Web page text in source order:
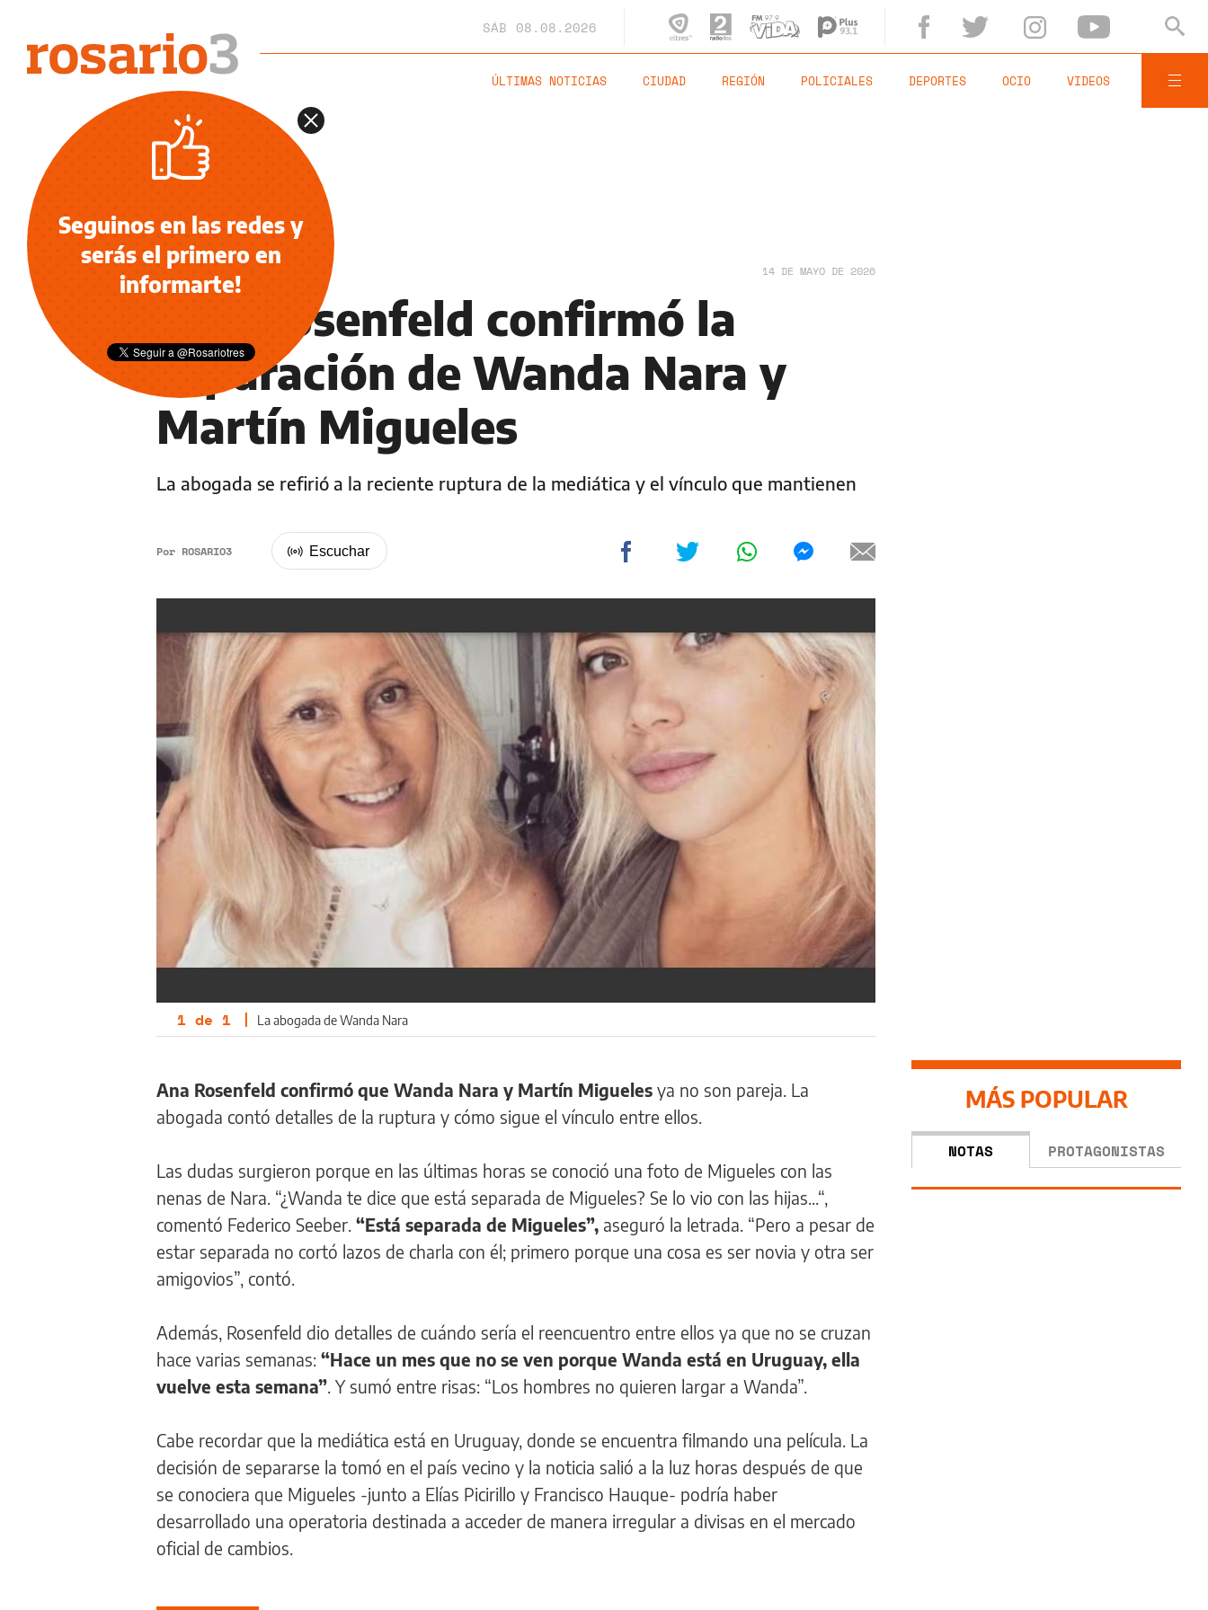
SÁB 08.08.2026
ÚLTIMAS NOTICIAS CIUDAD REGIÓN POLICIALES DEPORTES OCIO VIDEOS
OCIO 14 DE MAYO DE 2026
Ana Rosenfeld confirmó la
separación de Wanda Nara y
Martín Migueles
La abogada se refirió a la reciente ruptura de la mediática y el vínculo que mantienen
Por ROSARIO3
1 de 1 | La abogada de Wanda Nara
Ana Rosenfeld confirmó que Wanda Nara y Martín Migueles ya no son pareja. La
abogada contó detalles de la ruptura y cómo sigue el vínculo entre ellos.
Las dudas surgieron porque en las últimas horas se conoció una foto de Migueles con las
nenas de Nara. “¿Wanda te dice que está separada de Migueles? Se lo vio con las hijas...“,
comentó Federico Seeber. “Está separada de Migueles”, aseguró la letrada. “Pero a pesar de
estar separada no cortó lazos de charla con él; primero porque una cosa es ser novia y otra ser
amigovios”, contó.
Además, Rosenfeld dio detalles de cuándo sería el reencuentro entre ellos ya que no se cruzan
hace varias semanas: “Hace un mes que no se ven porque Wanda está en Uruguay, ella
vuelve esta semana”. Y sumó entre risas: “Los hombres no quieren largar a Wanda”.
Cabe recordar que la mediática está en Uruguay, donde se encuentra filmando una película. La
decisión de separarse la tomó en el país vecino y la noticia salió a la luz horas después de que
se conociera que Migueles -junto a Elías Picirillo y Francisco Hauque- podría haber
desarrollado una operatoria destinada a acceder de manera irregular a divisas en el mercado
oficial de cambios.
MÁS POPULAR
NOTAS PROTAGONISTAS
Seguinos en las redes y
serás el primero en
informarte!